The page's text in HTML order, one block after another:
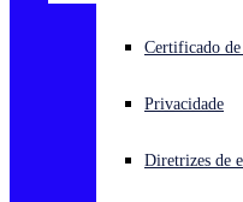
Enfrentando um ataque
Português (Brasil) Open
Certificado
Privacidade
Diretrizes de